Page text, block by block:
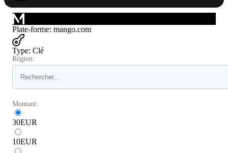
Plate-forme: mango.com
Type: Clé
Région:
Montant:
30EUR
10EUR